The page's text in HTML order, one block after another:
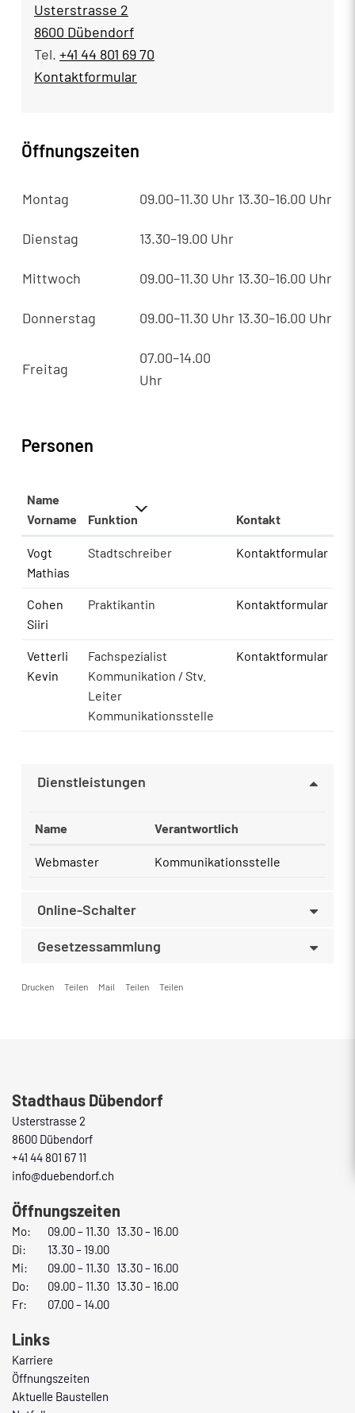
Usterstrasse 2
8600 Dübendorf
Tel. +41 44 801 69 70
Kontaktformular
Öffnungszeiten
Montag 09.00–11.30 Uhr 13.30–16.00 Uhr
Dienstag 13.30–19.00 Uhr
Mittwoch 09.00–11.30 Uhr 13.30–16.00 Uhr
Donnerstag 09.00–11.30 Uhr 13.30–16.00 Uhr
Freitag
07.00–14.00
Uhr
Personen
Name
Vorname
Funktion Kontakt
Vogt
Mathias
Stadtschreiber Kontaktformular
Cohen
Siiri
Praktikantin Kontaktformular
Vetterli
Kevin
Fachspezialist
Kommunikation / Stv.
Leiter
Kommunikationsstelle
Kontaktformular
Dienstleistungen
Name Verantwortlich
Webmaster Kommunikationsstelle
Online-Schalter
Gesetzessammlung
Drucken Teilen Mail Teilen Teilen
Stadthaus Dübendorf
Usterstrasse 2
8600 Dübendorf
+41 44 801 67 11
info@duebendorf.ch
Öffnungszeiten
Mo:
09.00 – 11.30 13.30 – 16.00
Di:
13.30 – 19.00
Mi:
09.00 – 11.30 13.30 – 16.00
Do:
09.00 – 11.30 13.30 – 16.00
Fr:
07.00 – 14.00
Links
Karriere
Öffnungszeiten
Aktuelle Baustellen